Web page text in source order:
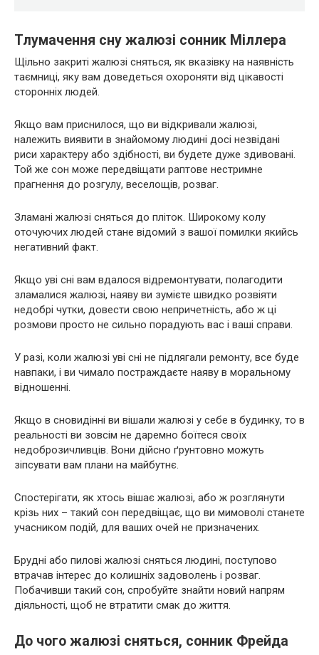
Тлумачення сну жалюзі сонник Міллера
Щільно закриті жалюзі сняться, як вказівку на наявність
таємниці, яку вам доведеться охороняти від цікавості
сторонніх людей.
Якщо вам приснилося, що ви відкривали жалюзі,
належить виявити в знайомому людині досі незвідані
риси характеру або здібності, ви будете дуже здивовані.
Той же сон може передвіщати раптове нестримне
прагнення до розгулу, веселощів, розваг.
Зламані жалюзі сняться до пліток. Широкому колу
оточуючих людей стане відомий з вашої помилки якийсь
негативний факт.
Якщо уві сні вам вдалося відремонтувати, полагодити
зламалися жалюзі, наяву ви зумієте швидко розвіяти
недобрі чутки, довести свою непричетність, або ж ці
розмови просто не сильно порадують вас і ваші справи.
У разі, коли жалюзі уві сні не підлягали ремонту, все буде
навпаки, і ви чимало постраждаєте наяву в моральному
відношенні.
Якщо в сновидінні ви вішали жалюзі у себе в будинку, то в
реальності ви зовсім не даремно боїтеся своїх
недоброзичливців. Вони дійсно ґрунтовно можуть
зіпсувати вам плани на майбутнє.
Спостерігати, як хтось вішає жалюзі, або ж розглянути
крізь них – такий сон передвіщає, що ви мимоволі станете
учасником подій, для ваших очей не призначених.
Брудні або пилові жалюзі сняться людині, поступово
втрачав інтерес до колишніх задоволень і розваг.
Побачивши такий сон, спробуйте знайти новий напрям
діяльності, щоб не втратити смак до життя.
До чого жалюзі сняться, сонник Фрейда